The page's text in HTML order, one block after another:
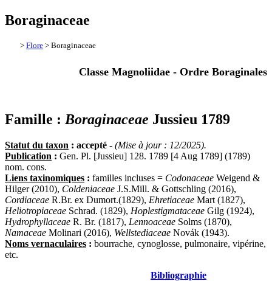
Boraginaceae
> Flore > Boraginaceae
Classe Magnoliidae - Ordre Boraginales
Famille : Boraginaceae Jussieu 1789
Statut du taxon : accepté - (Mise à jour : 12/2025).
Publication : Gen. Pl. [Jussieu] 128. 1789 [4 Aug 1789] (1789)
nom. cons.
Liens taxinomiques : familles incluses = Codonaceae Weigend &
Hilger (2010), Coldeniaceae J.S.Mill. & Gottschling (2016),
Cordiaceae R.Br. ex Dumort.(1829), Ehretiaceae Mart (1827),
Heliotropiaceae Schrad. (1829), Hoplestigmataceae Gilg (1924),
Hydrophyllaceae R. Br. (1817), Lennoaceae Solms (1870),
Namaceae Molinari (2016), Wellstediaceae Novák (1943).
Noms vernaculaires : bourrache, cynoglosse, pulmonaire, vipérine,
etc.
Bibliographie